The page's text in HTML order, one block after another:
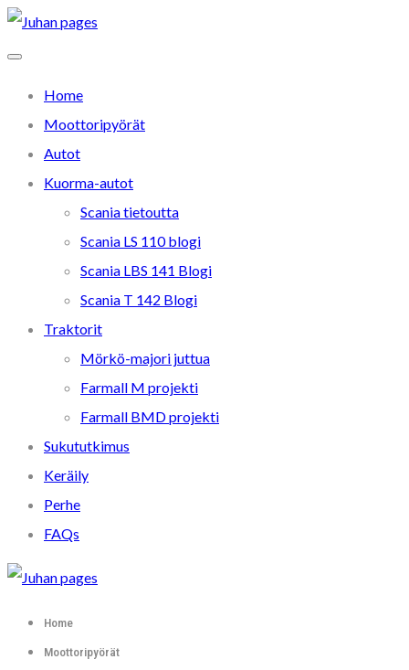
Home
Moottoripyörät
Autot
Kuorma-autot
Scania tietoutta
Scania LS 110 blogi
Scania LBS 141 Blogi
Scania T 142 Blogi
Traktorit
Mörkö-majori juttua
Farmall M projekti
Farmall BMD projekti
Sukututkimus
Keräily
Perhe
FAQs
Home
Moottoripyörät